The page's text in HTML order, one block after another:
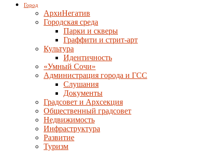
Город
АрхиНегатив
Городская среда
Парки и скверы
Граффити и стрит-арт
Культура
Идентичность
«Умный Сочи»
Администрация города и ГСС
Слушания
Документы
Градсовет и Архсекция
Общественный градсовет
Недвижимость
Инфраструктура
Развитие
Туризм